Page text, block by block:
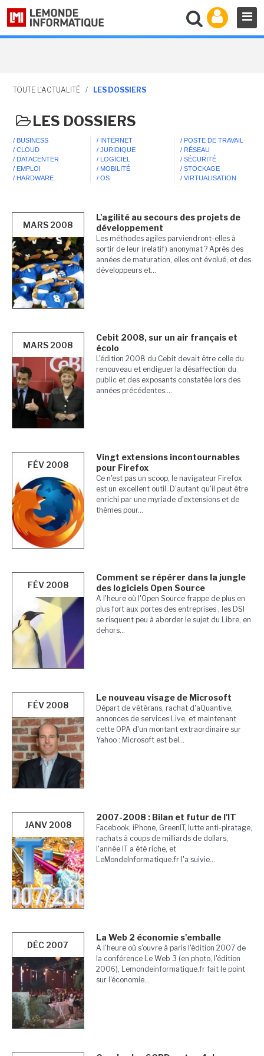
TOUTE L'ACTUALITÉ / LES DOSSIERS
LES DOSSIERS
/ BUSINESS
/ CLOUD
/ DATACENTER
/ EMPLOI
/ HARDWARE
/ INTERNET
/ JURIDIQUE
/ LOGICIEL
/ MOBILITÉ
/ OS
/ POSTE DE TRAVAIL
/ RÉSEAU
/ SÉCURITÉ
/ STOCKAGE
/ VIRTUALISATION
MARS 2008
L'agilité au secours des projets de
développement
Les méthodes agiles parviendront-elles à
sortir de leur (relatif) anonymat ? Après des
années de maturation, elles ont évolué, et des
développeurs et...
MARS 2008
Cebit 2008, sur un air français et
écolo
L'édition 2008 du Cebit devait être celle du
renouveau et endiguer la désaffection du
public et des exposants constatée lors des
années précédentes....
FÉV 2008
Vingt extensions incontournables
pour Firefox
Ce n'est pas un scoop, le navigateur Firefox
est un excellent outil. D'autant qu'il peut être
enrichi par une myriade d'extensions et de
thèmes pour...
FÉV 2008
Comment se répérer dans la jungle
des logiciels Open Source
A l'heure où l'Open Source frappe de plus en
plus fort aux portes des entreprises , les DSI
se risquent peu à aborder le sujet du Libre, en
dehors...
FÉV 2008
Le nouveau visage de Microsoft
Départ de vétérans, rachat d'aQuantive,
annonces de services Live, et maintenant
cette OPA d'un montant extraordinaire sur
Yahoo : Microsoft est bel...
JANV 2008
2007-2008 : Bilan et futur de l'IT
Facebook, iPhone, GreenIT, lutte anti-piratage,
rachats à coups de milliards de dollars,
l'année IT a été riche, et
LeMondeInformatique.fr l'a suivie...
DÉC 2007
La Web 2 économie s'emballe
A l'heure où s'ouvre à paris l'édition 2007 de
la conférence Le Web 3 (en photo, l'édition
2006), Lemondeinformatique.fr fait le point
sur l'économie...